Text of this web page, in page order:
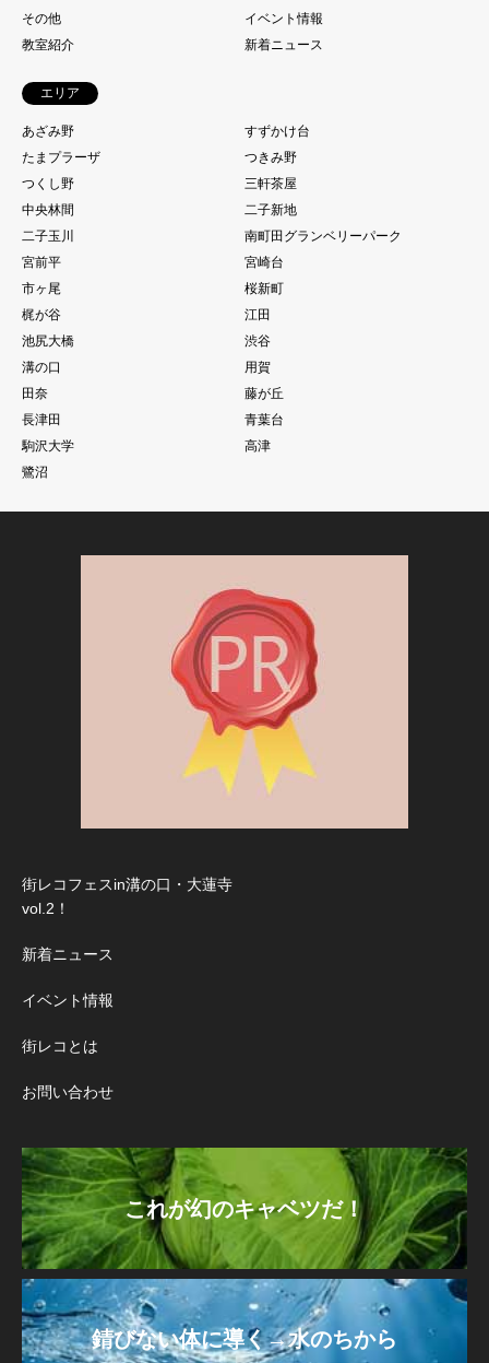
その他
イベント情報
教室紹介
新着ニュース
エリア
あざみ野
すずかけ台
たまプラーザ
つきみ野
つくし野
三軒茶屋
中央林間
二子新地
二子玉川
南町田グランベリーパーク
宮前平
宮崎台
市ヶ尾
桜新町
梶が谷
江田
池尻大橋
渋谷
溝の口
用賀
田奈
藤が丘
長津田
青葉台
駒沢大学
高津
鷺沼
街レコフェスin溝の口・大蓮寺
vol.2！
新着ニュース
イベント情報
街レコとは
お問い合わせ
これが幻のキャベツだ！
錆びない体に導く→水のちから